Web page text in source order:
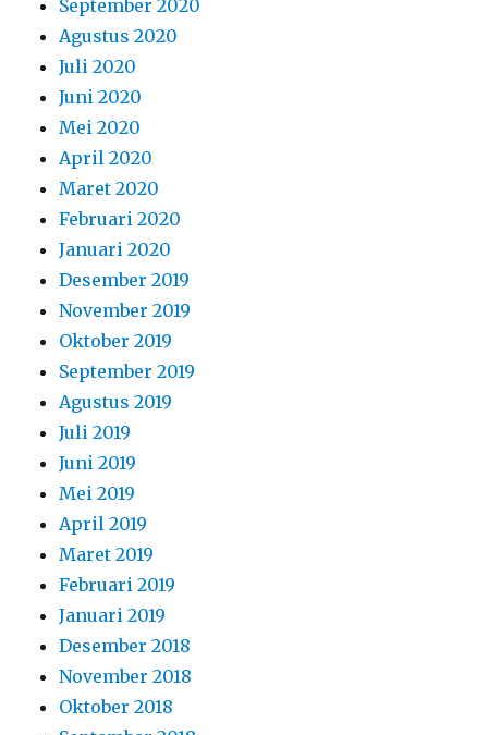
Oktober 2019
September 2019
Agustus 2019
Juli 2019
Juni 2019
Mei 2019
April 2019
Maret 2019
Februari 2019
Januari 2019
Desember 2018
November 2018
Oktober 2018
September 2018
Agustus 2018
KATEGORI
a podium sirine
AC Portable
AIR COOLER
air cooler bundar